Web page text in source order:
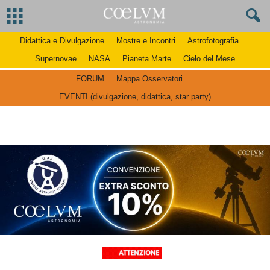
Didattica e Divulgazione Mostre e Incontri
Astrofotografia
Supernovae
NASA Pianeta Marte Cielo del Mese
FORUM
Mappa Osservatori
EVENTI (divulgazione, didattica, star party)